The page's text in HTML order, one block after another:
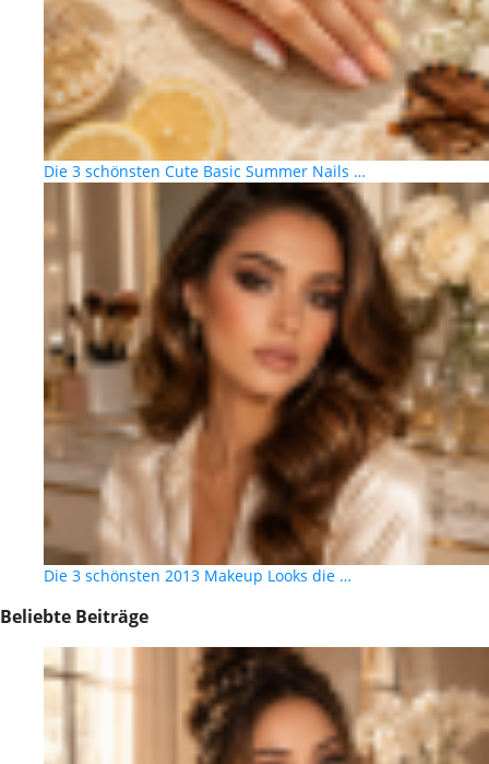
Die 3 schönsten Cute Basic Summer Nails …
Die 3 schönsten 2013 Makeup Looks die …
Beliebte Beiträge